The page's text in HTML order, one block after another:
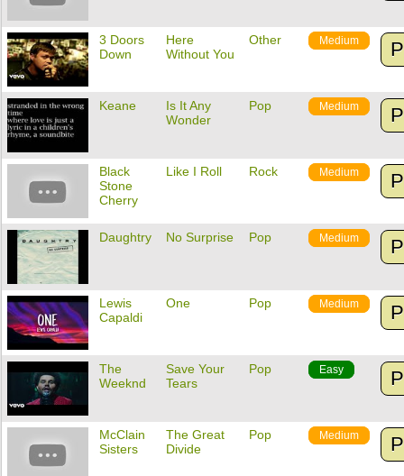
3 Doors
Down
Here
Without You
Other Medium
Keane
Is It Any
Wonder
Pop Medium
Black
Stone
Cherry
Like I Roll Rock Medium
Daughtry No Surprise Pop Medium
Lewis
Capaldi
One Pop Medium
The
Weeknd
Save Your
Tears
Pop Easy
McClain
Sisters
The Great
Divide
Pop Medium